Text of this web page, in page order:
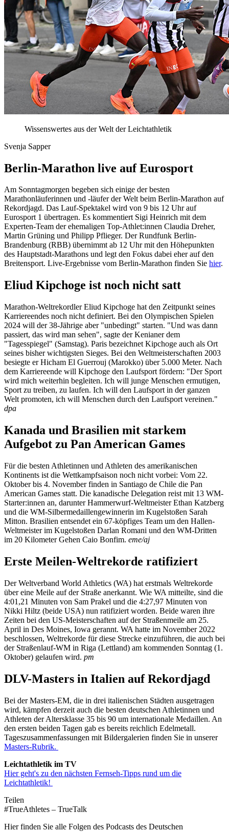
Wissenswertes aus der Welt der Leichtathletik
Svenja Sapper
Berlin-Marathon live auf Eurosport
Am Sonntagmorgen begeben sich einige der besten
Marathonläuferinnen und -läufer der Welt beim Berlin-Marathon auf
Rekordjagd. Das Lauf-Spektakel wird von 9 bis 12 Uhr auf
Eurosport 1 übertragen. Es kommentiert Sigi Heinrich mit dem
Experten-Team der ehemaligen Top-Athlet:innen Claudia Dreher,
Martin Grüning und Philipp Pflieger. Der Rundfunk Berlin-
Brandenburg (RBB) übernimmt ab 12 Uhr mit den Höhepunkten
des Hauptstadt-Marathons und legt den Fokus dabei eher auf den
Breitensport. Live-Ergebnisse vom Berlin-Marathon finden Sie hier.
Eliud Kipchoge ist noch nicht satt
Marathon-Weltrekordler Eliud Kipchoge hat den Zeitpunkt seines
Karriereendes noch nicht definiert. Bei den Olympischen Spielen
2024 will der 38-Jährige aber "unbedingt" starten. "Und was dann
passiert, das wird man sehen", sagte der Kenianer dem
"Tagesspiegel" (Samstag). Paris bezeichnet Kipchoge auch als Ort
seines bisher wichtigsten Sieges. Bei den Weltmeisterschaften 2003
besiegte er Hicham El Guerrouj (Marokko) über 5.000 Meter. Nach
dem Karriereende will Kipchoge den Laufsport fördern: "Der Sport
wird mich weiterhin begleiten. Ich will junge Menschen ermutigen,
Sport zu treiben, zu laufen. Ich will den Laufsport in der ganzen
Welt promoten, ich will Menschen durch den Laufsport vereinen."
dpa
Kanada und Brasilien mit starkem
Aufgebot zu Pan American Games
Für die besten Athletinnen und Athleten des amerikanischen
Kontinents ist die Wettkampfsaison noch nicht vorbei: Vom 22.
Oktober bis 4. November finden in Santiago de Chile die Pan
American Games statt. Die kanadische Delegation reist mit 13 WM-
Starter:innen an, darunter Hammerwurf-Weltmeister Ethan Katzberg
und die WM-Silbermedaillengewinnerin im Kugelstoßen Sarah
Mitton. Brasilien entsendet ein 67-köpfiges Team um den Hallen-
Weltmeister im Kugelstoßen Darlan Romani und den WM-Dritten
im 20 Kilometer Gehen Caio Bonfim. eme/aj
Erste Meilen-Weltrekorde ratifiziert
Der Weltverband World Athletics (WA) hat erstmals Weltrekorde
über eine Meile auf der Straße anerkannt. Wie WA mitteilte, sind die
4:01,21 Minuten von Sam Prakel und die 4:27,97 Minuten von
Nikki Hiltz (beide USA) nun ratifiziert worden. Beide waren ihre
Zeiten bei den US-Meisterschaften auf der Straßenmeile am 25.
April in Des Moines, Iowa gerannt. WA hatte im November 2022
beschlossen, Weltrekorde für diese Strecke einzuführen, die auch bei
der Straßenlauf-WM in Riga (Lettland) am kommenden Sonntag (1.
Oktober) gelaufen wird. pm
DLV-Masters in Italien auf Rekordjagd
Bei der Masters-EM, die in drei italienischen Städten ausgetragen
wird, kämpfen derzeit auch die besten deutschen Athletinnen und
Athleten der Altersklasse 35 bis 90 um internationale Medaillen. An
den ersten beiden Tagen gab es bereits reichlich Edelmetall.
Tageszusammenfassungen mit Bildergalerien finden Sie in unserer
Masters-Rubrik.
Leichtathletik im TV
Hier geht's zu den nächsten Fernseh-Tipps rund um die
Leichtathletik!
Teilen
#TrueAthletes – TrueTalk
Hier finden Sie alle Folgen des Podcasts des Deutschen